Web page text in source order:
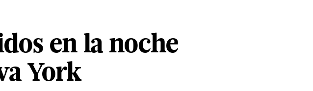
en la noche
York